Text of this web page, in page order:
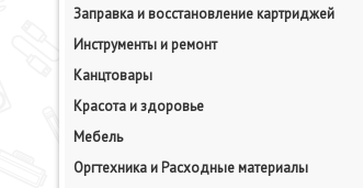
Заправка и восстановление картриджей
Инструменты и ремонт
Канцтовары
Красота и здоровье
Мебель
Оргтехника и Расходные материалы